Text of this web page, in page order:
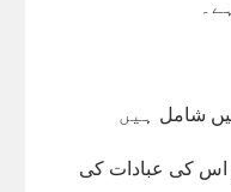
اس کی عبادات کی